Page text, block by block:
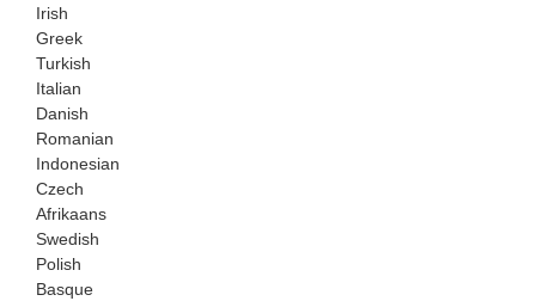
Irish
Greek
Turkish
Italian
Danish
Romanian
Indonesian
Czech
Afrikaans
Swedish
Polish
Basque